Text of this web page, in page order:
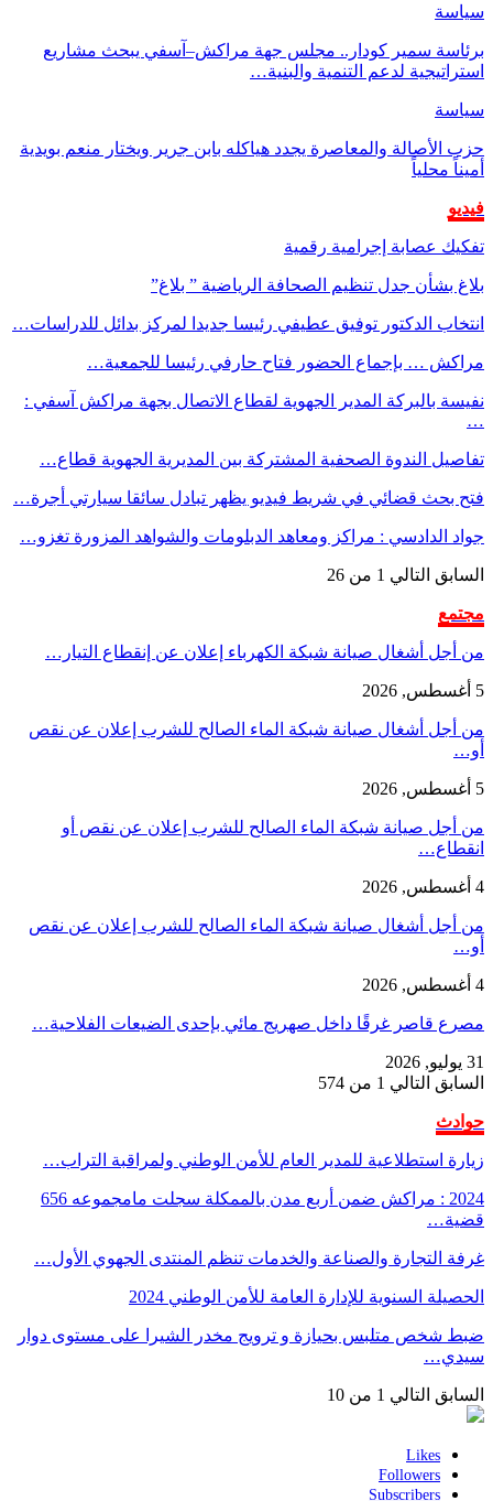
سياسة
برئاسة سمير كودار.. مجلس جهة مراكش–آسفي يبحث مشاريع
استراتيجية لدعم التنمية والبنية…
سياسة
حزب الأصالة والمعاصرة يجدد هياكله بابن جرير ويختار منعم بويدية
أميناً محلياً
فيديو
تفكيك عصابة إجرامية رقمية
بلاغ بشأن جدل تنظيم الصحافة الرياضية ” بلاغ”
انتخاب الدكتور توفيق عطيفي رئيسا جديدا لمركز بدائل للدراسات…
مراكش … بإجماع الحضور فتاح حارفي رئيسا للجمعية…
نفيسة بالبركة المدير الجهوية لقطاع الاتصال بجهة مراكش آسفي :
…
تفاصيل الندوة الصحفية المشتركة بين المديرية الجهوية قطاع…
فتح بحث قضائي في شريط فيديو يظهر تبادل سائقا سيارتي أجرة…
جواد الدادسي : مراكز ومعاهد الدبلومات والشواهد المزورة تغزو…
السابق التالي 1 من 26
مجتمع
من أجل أشغال صيانة شبكة الكهرباء إعلان عن إنقطاع التيار…
5 أغسطس, 2026
من أجل أشغال صيانة شبكة الماء الصالح للشرب إعلان عن نقص
أو…
5 أغسطس, 2026
من أجل صيانة شبكة الماء الصالح للشرب إعلان عن نقص أو
انقطاع…
4 أغسطس, 2026
من أجل أشغال صيانة شبكة الماء الصالح للشرب إعلان عن نقص
أو…
4 أغسطس, 2026
مصرع قاصر غرقًا داخل صهريج مائي بإحدى الضيعات الفلاحية…
31 يوليو, 2026
السابق التالي 1 من 574
حوادث
زيارة استطلاعية للمدير العام للأمن الوطني ولمراقبة التراب…
2024 : مراكش ضمن أربع مدن بالممكلة سجلت مامجموعه 656
قضية…
غرفة التجارة والصناعة والخدمات تنظم المنتدى الجهوي الأول…
الحصيلة السنوية للإدارة العامة للأمن الوطني 2024
ضبط شخص متلبس بحيازة و ترويج مخدر الشيرا على مستوى دوار
سيدي…
السابق التالي 1 من 10
Likes
Followers
Subscribers